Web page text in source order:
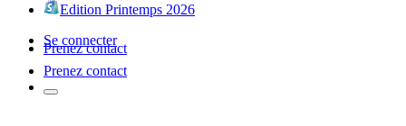
Edition Printemps 2026
Se connecter
Prenez contact
Prenez contact